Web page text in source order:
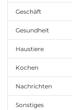
Geschäft
Gesundheit
Haustiere
Kochen
Nachrichten
Sonstiges